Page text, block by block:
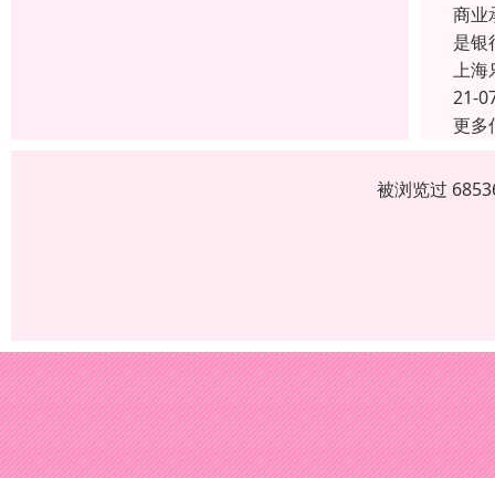
商业
是
上海
21-
更多
被浏览过